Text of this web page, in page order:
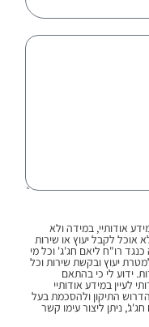
במידה ולא
לקבל יעוץ או שירות
רו"ח ליאם חג'ג' וכל מי
ובקשת שירות וכל
לי כי בהתאם
לעיין במידע אודותיי
התיקון ולהסכמת בעל
ליצור עימו קשר